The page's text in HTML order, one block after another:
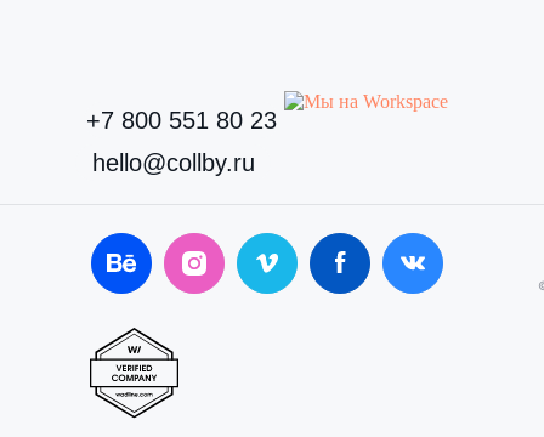
hello@collby.ru
+7 800 551 80 23